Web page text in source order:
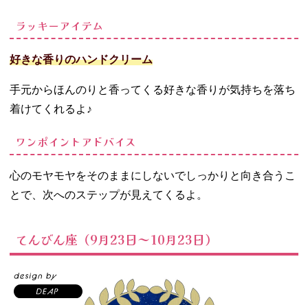
ラッキーアイテム
好きな香りのハンドクリーム
手元からほんのりと香ってくる好きな香りが気持ちを落ち
着けてくれるよ♪
ワンポイントアドバイス
心のモヤモヤをそのままにしないでしっかりと向き合うこ
とで、次へのステップが見えてくるよ。
てんびん座（9月23日～10月23日）